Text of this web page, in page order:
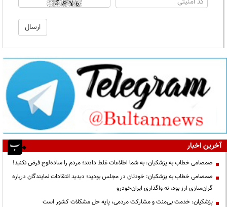
آخرین اخبار
صمصامی خطاب به پزشکیان: به شما اطلاعات غلط دادند؛ مردم را ساده‌لوح فرض نکنید!
صمصامی خطاب به پزشکیان: خودتان در مجلس بودید؛ دیدید انتقادات نمایندگان درباره
گران‌سازی ارز بود، نه واگذاری ایران‌خودرو
پزشکیان: خدمت بی‌منت و مشارکت مردمی، پایه حل مشکلات کشور است